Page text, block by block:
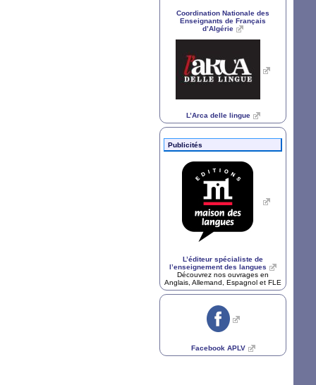
Coordination Nationale des
Enseignants de Français
d’Algérie
L’Arca delle lingue
Publicités
L’éditeur spécialiste de
l’enseignement des langues
Découvrez nos ouvrages en
Anglais, Allemand, Espagnol et FLE
Facebook APLV